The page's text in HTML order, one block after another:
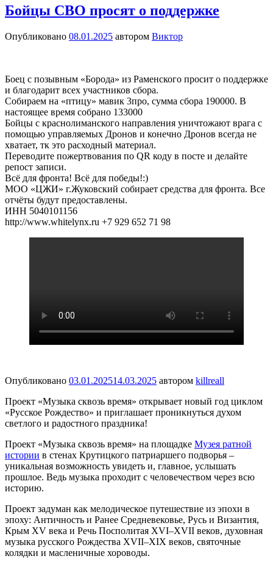
Бойцы СВО просят о поддержке
Опубликовано 08.01.2025 автором Виктор
Боец с позывным «Борода» из Раменского просит о поддержке
и благодарит всех участников сбора.
Собираем на «птицу» мавик 3про, сумма сбора 190000. В
настоящее время собрано 133000
Бойцы с краснолиманского направления уничтожают врага с
помощью управляемых Дронов и конечно Дронов всегда не
хватает, тк это расходный материал.
Переводите пожертвования по QR коду в посте и делайте
репост записи.
Всё для фронта! Всё для победы!:)
МОО «ЦЖИ» г.Жуковский собирает средства для фронта. Все
отчёты будут предоставлены.
ИНН 5040101156
http://www.whitelynx.ru +7 929 652 71 98
Опубликовано 03.01.202514.03.2025 автором killreall
Проект «Музыка сквозь время» открывает новый год циклом
«Русское Рождество» и приглашает проникнуться духом
светлого и радостного праздника!
Проект «Музыка сквозь время» на площадке Музея ратной
истории в стенах Крутицкого патриаршего подворья –
уникальная возможность увидеть и, главное, услышать
прошлое. Ведь музыка проходит с человечеством через всю
историю.
Проект задуман как мелодическое путешествие из эпохи в
эпоху: Античность и Ранее Средневековье, Русь и Византия,
Крым XV века и Речь Посполитая XVI–XVII веков, духовная
музыка русского Рождества XVII–XIX веков, святочные
колядки и масленичные хороводы.